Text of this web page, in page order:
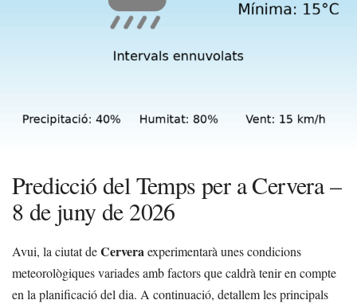
Predicció del Temps per a Cervera –
8 de juny de 2026
Avui, la ciutat deCerveraexperimentarà unes condicions
meteorològiques variades amb factors que caldrà tenir en compte
en la planificació del dia. A continuació, detallem les principals